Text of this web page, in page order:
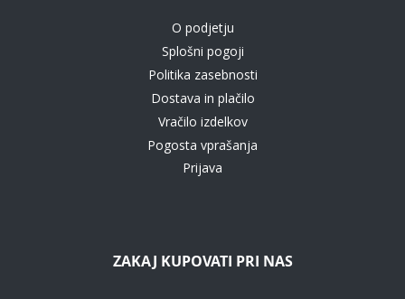
O podjetju
Splošni pogoji
Politika zasebnosti
Dostava in plačilo
Vračilo izdelkov
Pogosta vprašanja
Prijava
ZAKAJ KUPOVATI PRI NAS